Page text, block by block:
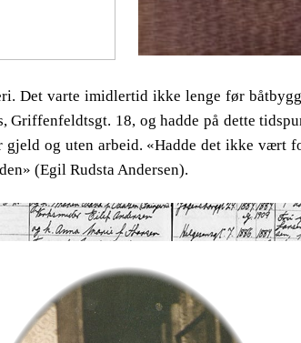
Det varte imidlertid ikke lenge før
Griffenfeldtsgt. 18, og hadde på dette
og uten arbeid. «Hadde det ikke vært
(Egil Rudsta Andersen).